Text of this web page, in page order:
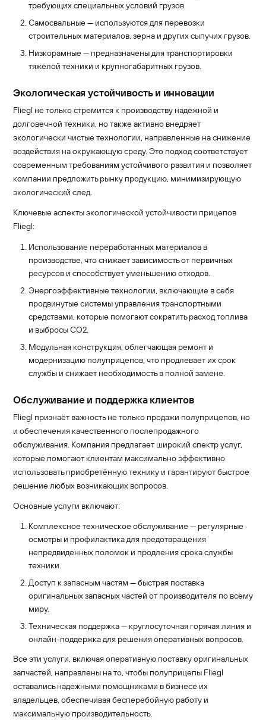
требующих специальных условий грузов.
Самосвальные — используются для перевозки
строительных материалов, зерна и других сыпучих грузов.
Низкорамные — предназначены для транспортировки
тяжёлой техники и крупногабаритных грузов.
Экологическая устойчивость и инновации
Fliegl не только стремится к производству надёжной и
долговечной техники, но также активно внедряет
экологически чистые технологии, направленные на снижение
воздействия на окружающую среду. Это подход соответствует
современным требованиям устойчивого развития и позволяет
компании предложить рынку продукцию, минимизирующую
экологический след.
Ключевые аспекты экологической устойчивости прицепов
Fliegl:
Использование переработанных материалов в
производстве, что снижает зависимость от первичных
ресурсов и способствует уменьшению отходов.
Энергоэффективные технологии, включающие в себя
продвинутые системы управления транспортными
средствами, которые помогают сократить расход топлива
и выбросы CO2.
Модульная конструкция, облегчающая ремонт и
модернизацию полуприцепов, что продлевает их срок
службы и снижает необходимость в полной замене.
Обслуживание и поддержка клиентов
Fliegl признаёт важность не только продажи полуприцепов, но
и обеспечения качественного послепродажного
обслуживания. Компания предлагает широкий спектр услуг,
которые помогают клиентам максимально эффективно
использовать приобретённую технику и гарантируют быстрое
решение любых возникающих вопросов.
Основные услуги включают:
Комплексное техническое обслуживание — регулярные
осмотры и профилактика для предотвращения
непредвиденных поломок и продления срока службы
техники.
Доступ к запасным частям — быстрая поставка
оригинальных запасных частей от производителя по всему
миру.
Техническая поддержка — круглосуточная горячая линия и
онлайн-поддержка для решения оперативных вопросов.
Все эти услуги, включая оперативную поставку оригинальных
запчастей, направлены на то, чтобы полуприцепы Fliegl
оставались надежными помощниками в бизнесе их
владельцев, обеспечивая бесперебойную работу и
максимальную производительность.